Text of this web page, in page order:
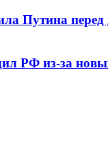
Путина
РФ из-за